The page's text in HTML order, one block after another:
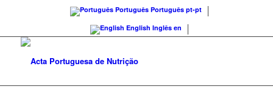
Português Português pt-pt
English Inglês en